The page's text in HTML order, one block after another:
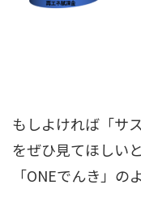
もしよければ「サ
をぜひ見てほしい
「ONEでんき」の